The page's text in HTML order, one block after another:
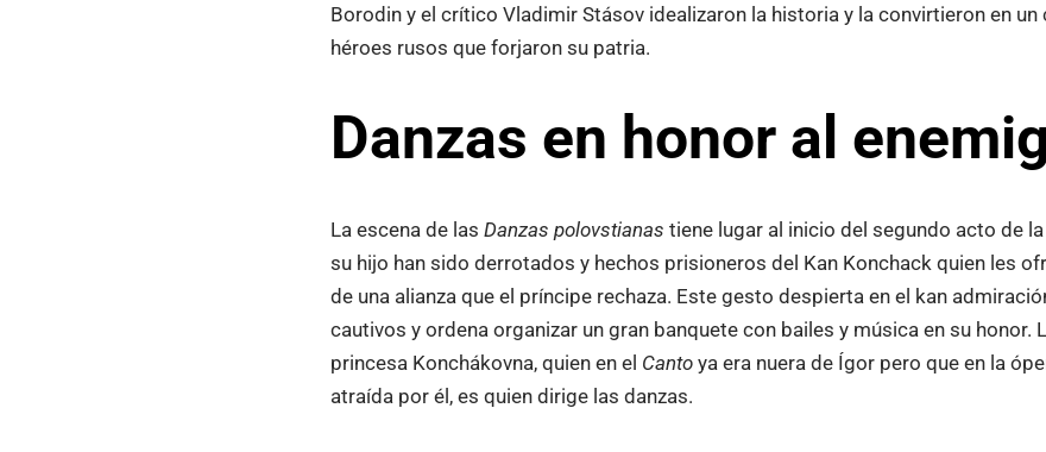
Borodin y el crítico Vladimir Stásov idealizaron la historia y la convirtieron en
héroes rusos que forjaron su patria.
Danzas en honor al
La escena de las Danzas polovstianas tiene lugar al inicio del segundo acto de
su hijo han sido derrotados y hechos prisioneros del Kan Konchack quien les
de una alianza que el príncipe rechaza. Este gesto despierta en el kan
cautivos y ordena organizar un gran banquete con bailes y música en su honor.
princesa Konchákovna, quien en el Cantoya era nuera de Ígor pero que en la
atraída por él, es quien dirige las danzas.